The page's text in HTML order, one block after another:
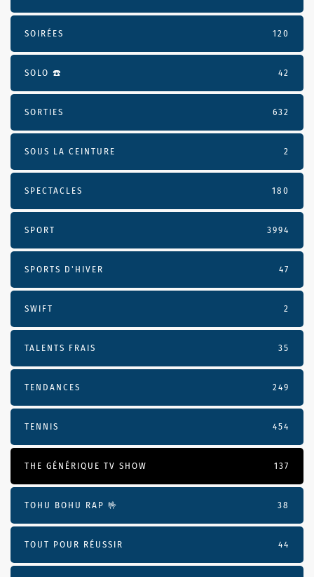
SOIRÉES 120
SOLO ☎️ 42
SORTIES 632
SOUS LA CEINTURE 2
SPECTACLES 180
SPORT 3994
SPORTS D'HIVER 47
SWIFT 2
TALENTS FRAIS 35
TENDANCES 249
TENNIS 454
THE GÉNÉRIQUE TV SHOW 137
TOHU BOHU RAP 🤟 38
TOUT POUR RÉUSSIR 44